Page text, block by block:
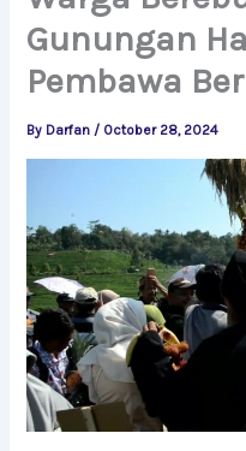
Gunungan
Pembawa
By Darfan / October 28, 2024